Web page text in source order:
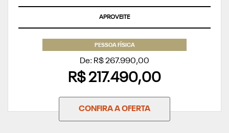
ÚLTIMAS UNIDADES
PESSOA FÍSICA
De: R$ 267.990,00
R$ 217.490,00
CONFIRA A OFERTA